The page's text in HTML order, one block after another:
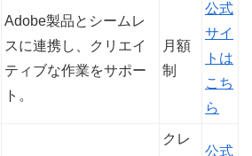
Adobe製品とシームレ
スに連携し、クリエイ
ティブな作業をサポー
ト。
月額
制
公式
サイ
トは
こち
ら
クレ
公式